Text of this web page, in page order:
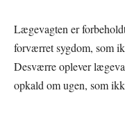
Lægevagten er
forværret sygdom, som
Desværre oplever
opkald om ugen, som